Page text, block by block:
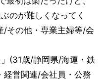
のが難しくなってく
その他・専業主婦等/会
(31歳/静岡県/海運・鉄
経営関連/会社員・公務